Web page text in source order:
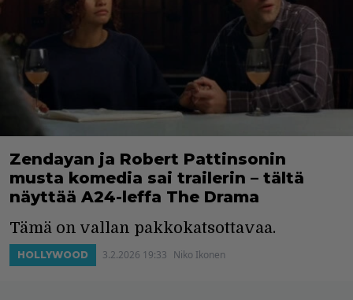
Zendayan ja Robert Pattinsonin
musta komedia sai trailerin – tältä
näyttää A24-leffa The Drama
Tämä on vallan pakkokatsottavaa.
HOLLYWOOD 3.2.2026 19:33 Niko Ikonen